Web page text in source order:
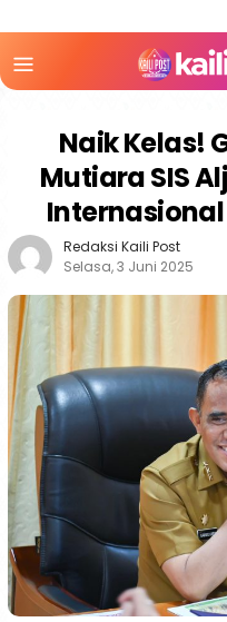
Mobile
Naik Kelas!
Mutiara SIS
Redaksi Kaili Post
Selasa, 3 Juni 2025